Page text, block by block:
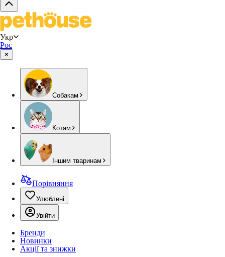
Укр
Рос
Собакам
Котам
Іншим тваринам
Порівняння
Улюблені
Увійти
Бренди
Новинки
Акції та знижки